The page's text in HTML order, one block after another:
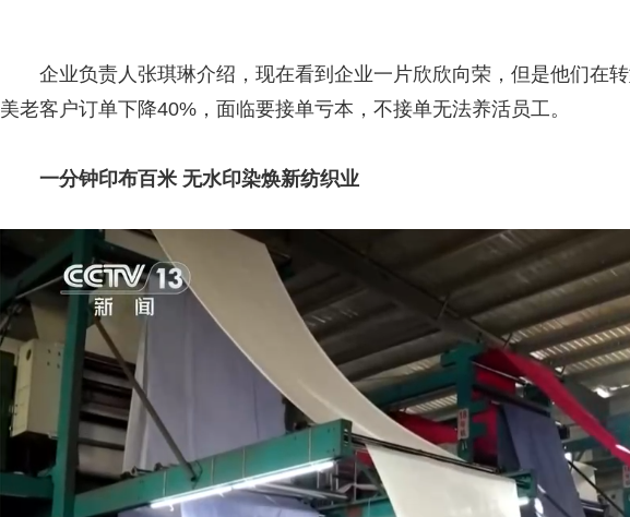
企业负责人张琪琳介绍，现在看到企业一片欣欣向荣，但是他们在
美老客户订单下降40%，面临要接单亏本，不接单无法养活员工。
一分钟印布百米 无水印染焕新纺织业